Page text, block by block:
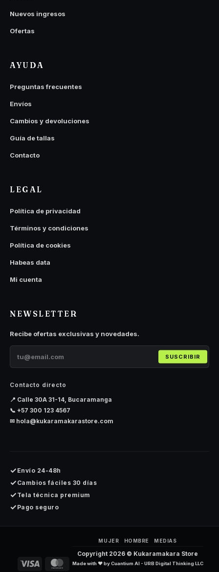
Nuevos ingresos
Ofertas
AYUDA
Preguntas frecuentes
Envíos
Cambios y devoluciones
Guía de tallas
Contacto
LEGAL
Política de privacidad
Términos y condiciones
Política de cookies
Habeas data
Mi cuenta
NEWSLETTER
Recibe ofertas exclusivas y novedades.
SUSCRIBIR
Contacto directo
📍 Calle 30A 31-14, Bucaramanga
📞 +57 300 123 4567
✉ hola@kukaramakarastore.com
✓ Envío 24-48h
✓ Cambios fáciles 30 días
✓ Tela técnica premium
✓ Pago seguro
Visa MasterCard
MUJER HOMBRE MEDIAS
Copyright 2026 © Kukaramakara Store
Made with ❤️ byCuantium AI - URB Digital Thinking LLC